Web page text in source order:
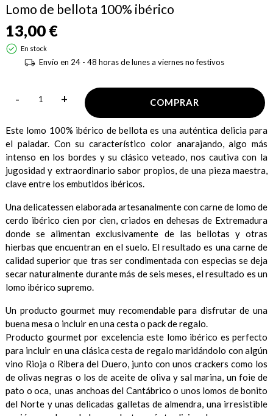
Lomo de bellota 100% ibérico
13,00 €
En stock
Envío en 24 - 48 horas de lunes a viernes no festivos
- + COMPRAR
Este lomo 100% ibérico de bellota es una auténtica delicia para
el paladar. Con su característico color anarajando, algo más
intenso en los bordes y su clásico veteado, nos cautiva con la
jugosidad y extraordinario sabor propios, de una pieza maestra,
clave entre los embutidos ibéricos.
Una delicatessen elaborada artesanalmente con carne de lomo de
cerdo ibérico cien por cien, criados en dehesas de Extremadura
donde se alimentan exclusivamente de las bellotas y otras
hierbas que encuentran en el suelo. El resultado es una carne de
calidad superior que tras ser condimentada con especias se deja
secar naturalmente durante más de seis meses, el resultado es un
lomo ibérico supremo.
Un producto gourmet muy recomendable para disfrutar de una
buena mesa o incluir en una cesta o pack de regalo.
Producto gourmet por excelencia este lomo ibérico es perfecto
para incluir en una clásica cesta de regalo maridándolo con algún
vino Rioja o Ribera del Duero, junto con unos crackers como los
de olivas negras o los de aceite de oliva y sal marina, un foie de
pato o oca, unas anchoas del Cantábrico o unos lomos de bonito
del Norte y unas delicadas galletas de almendra, una irresistible